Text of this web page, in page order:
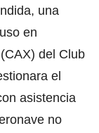
una
en
del Club
el
asistencia
no